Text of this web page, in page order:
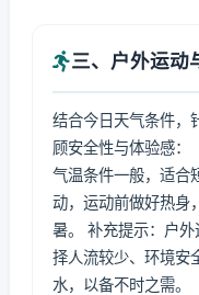
三、户外运动
结合今日天气条件，
顾安全性与体验感：
气温条件一般，适合
动，运动前做好热身
暑。 补充提示：户
择人流较少、环境安
水，以备不时之需。